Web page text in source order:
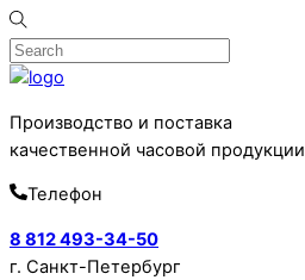
Skip
to
content
Производство и поставка
качественной часовой продукции
Телефон
8 812 493-34-50
г. Санкт-Петербург